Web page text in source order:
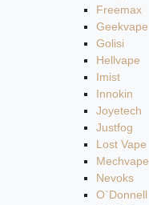
Freemax
Geekvape
Golisi
Hellvape
Imist
Innokin
Joyetech
Justfog
Lost Vape
Mechvape
Nevoks
O`Donnell